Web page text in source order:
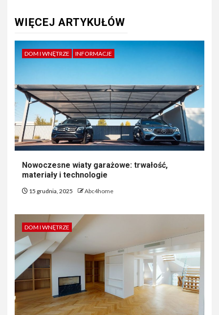
WIĘCEJ ARTYKUŁÓW
DOM I WNĘTRZE INFORMACJE
Nowoczesne wiaty garażowe: trwałość,
materiały i technologie
15 grudnia, 2025 Abc4home
DOM I WNĘTRZE